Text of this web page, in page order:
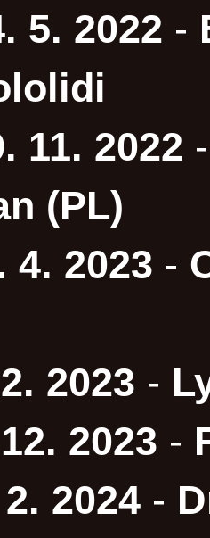
5. 2022 -
11. 2022
(PL)
4. 2023 -
2023 -
2023 -
2024 -